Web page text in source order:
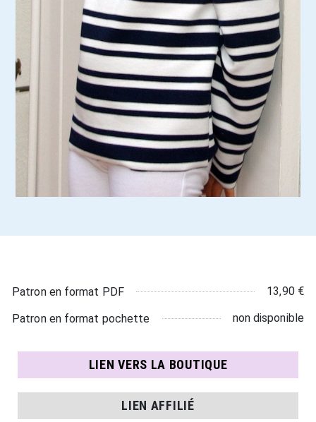
Patron en format PDF 13,90 €
Patron en format pochette non disponible
LIEN VERS LA BOUTIQUE
LIEN AFFILIÉ